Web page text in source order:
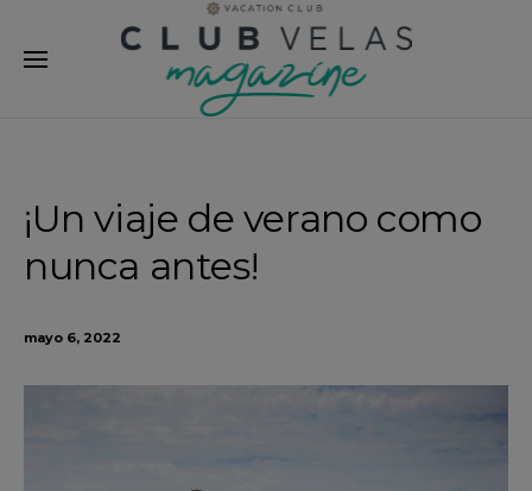
¡Un viaje de verano como
nunca antes!
mayo 6, 2022
modal-check